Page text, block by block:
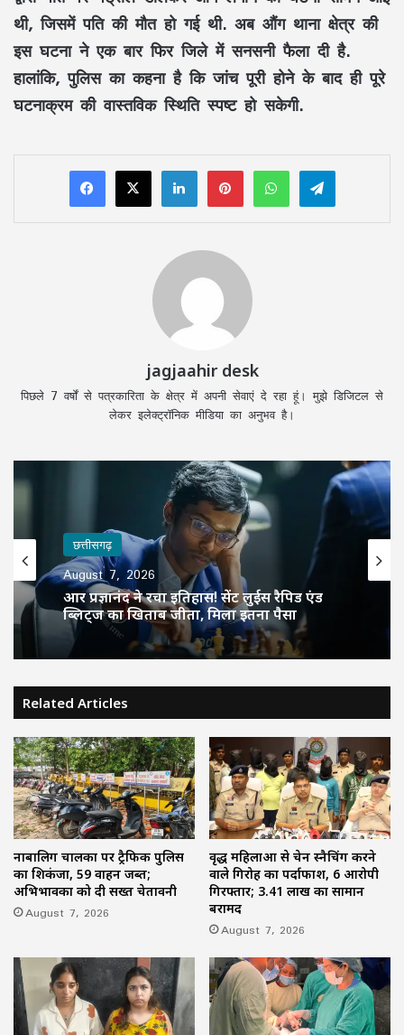
थी, जिसमें पति की मौत हो गई थी. अब औंग थाना क्षेत्र की
इस घटना ने एक बार फिर जिले में सनसनी फैला दी है.
हालांकि, पुलिस का कहना है कि जांच पूरी होने के बाद ही पूरे
घटनाक्रम की वास्तविक स्थिति स्पष्ट हो सकेगी.
LinkedInPinterestWhatsAppTelegram
jagjaahir desk
पिछले 7 वर्षों से पत्रकारिता के क्षेत्र में अपनी सेवाएं दे रहा हूं। मुझे डिजिटल से
लेकर इलेक्ट्रॉनिक मीडिया का अनुभव है।
छत्तीसगढ़
August 7, 2026
आर प्रज्ञानंद ने रचा इतिहास! सेंट लुईस रैपिड एंड
ब्लिट्ज का खिताब जीता, मिला इतना पैसा
Related Articles
नाबालिग चालकों पर ट्रैफिक पुलिस
का शिकंजा, 59 वाहन जब्त;
अभिभावकों को दी सख्त चेतावनी
August 7, 2026
वृद्ध महिलाओं से चेन स्नैचिंग करने
वाले गिरोह का पर्दाफाश, 6 आरोपी
गिरफ्तार; 3.41 लाख का सामान
बरामद
August 7, 2026